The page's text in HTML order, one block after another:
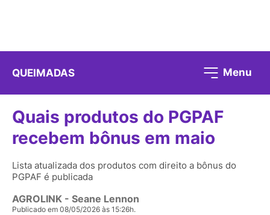
QUEIMADAS Menu
Quais produtos do PGPAF
recebem bônus em maio
Lista atualizada dos produtos com direito a bônus do
PGPAF é publicada
AGROLINK - Seane Lennon
Publicado em 08/05/2026 às 15:26h.